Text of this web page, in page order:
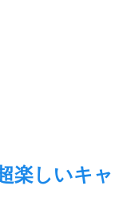
楽しいキ